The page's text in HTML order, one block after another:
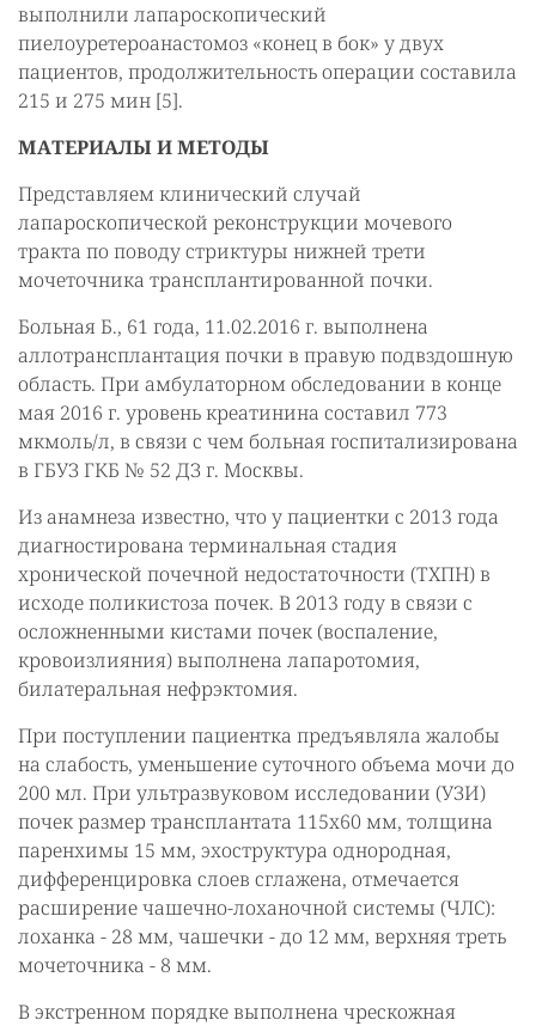
выполнили лапароскопический
пиелоуретероанастомоз «конец в бок» у двух
пациентов, продолжительность операции составила
215 и 275 мин [5].
МАТЕРИАЛЫ И МЕТОДЫ
Представляем клинический случай
лапароскопической реконструкции мочевого
тракта по поводу стриктуры нижней трети
мочеточника трансплантированной почки.
Больная Б., 61 года, 11.02.2016 г. выполнена
аллотрансплантация почки в правую подвздошную
область. При амбулаторном обследовании в конце
мая 2016 г. уровень креатинина составил 773
мкмоль/л, в связи с чем больная госпитализирована
в ГБУЗ ГКБ № 52 ДЗ г. Москвы.
Из анамнеза известно, что у пациентки с 2013 года
диагностирована терминальная стадия
хронической почечной недостаточности (ТХПН) в
исходе поликистоза почек. В 2013 году в связи с
осложненными кистами почек (воспаление,
кровоизлияния) выполнена лапаротомия,
билатеральная нефрэктомия.
При поступлении пациентка предъявляла жалобы
на слабость, уменьшение суточного объема мочи до
200 мл. При ультразвуковом исследовании (УЗИ)
почек размер трансплантата 115х60 мм, толщина
паренхимы 15 мм, эхоструктура однородная,
дифференцировка слоев сглажена, отмечается
расширение чашечно-лоханочной системы (ЧЛС):
лоханка - 28 мм, чашечки - до 12 мм, верхняя треть
мочеточника - 8 мм.
В экстренном порядке выполнена чрескожная